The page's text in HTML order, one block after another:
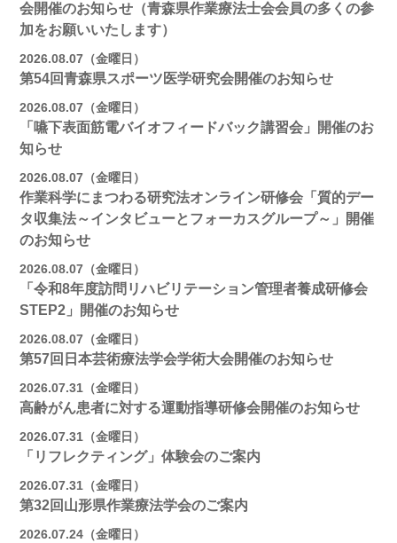
会開催のお知らせ（青森県作業療法士会会員の多くの参
加をお願いいたします）
2026.08.07（金曜日）
第54回青森県スポーツ医学研究会開催のお知らせ
2026.08.07（金曜日）
「嚥下表面筋電バイオフィードバック講習会」開催のお
知らせ
2026.08.07（金曜日）
作業科学にまつわる研究法オンライン研修会「質的デー
タ収集法～インタビューとフォーカスグループ～」開催
のお知らせ
2026.08.07（金曜日）
「令和8年度訪問リハビリテーション管理者養成研修会
STEP2」開催のお知らせ
2026.08.07（金曜日）
第57回日本芸術療法学会学術大会開催のお知らせ
2026.07.31（金曜日）
高齢がん患者に対する運動指導研修会開催のお知らせ
2026.07.31（金曜日）
「リフレクティング」体験会のご案内
2026.07.31（金曜日）
第32回山形県作業療法学会のご案内
2026.07.24（金曜日）